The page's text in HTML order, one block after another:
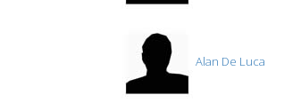
Alan De Luca